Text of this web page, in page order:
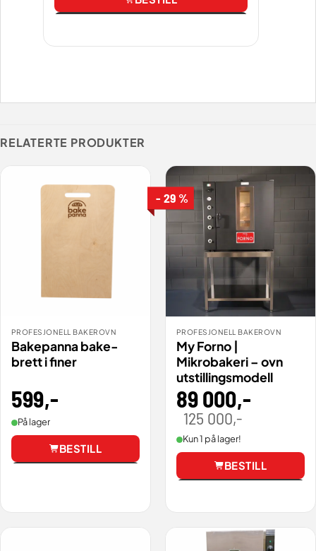
RELATERTE PRODUKTER
PROFESJONELL BAKEROVN
Bakepanna bake-
brett i finer
599,-
På lager
BESTILL
- 29 %
PROFESJONELL BAKEROVN
My Forno |
Mikrobakeri – ovn
utstillingsmodell
89 000,-
125 000,-
000,00 .
000,00 .
Kun 1 på lager!
BESTILL